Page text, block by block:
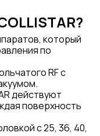
который
по
RF с
действуют
поверхность
с 25, 36, 40,